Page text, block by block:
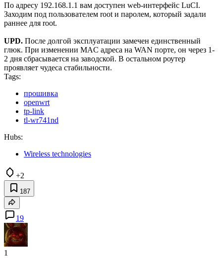
По адресу 192.168.1.1 вам доступен web-интерфейс LuCI.
Заходим под пользователем root и паролем, который задали
раннее для root.
UPD. После долгой эксплуатации замечен единственный
глюк. При изменении MAC адреса на WAN порте, он через 1-
2 дня сбрасывается на заводской. В остальном роутер
проявляет чудеса стабильности.
Tags:
прошивка
openwrt
tp-link
tl-wr741nd
Hubs:
Wireless technologies
+2
187
19
1